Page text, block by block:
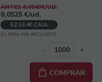
ANTES 0,0543€/UD.
0,0525 €/ud.
52,514€ CAJA
21.00% IVA INCLUIDO
- +
COMPRAR